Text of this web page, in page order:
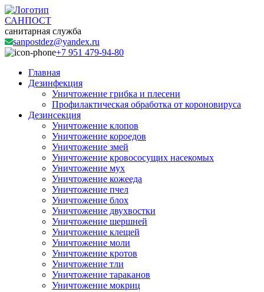
САНПОСТ
санитарная служба
sanpostdez@yandex.ru
+7 951 479-94-80
Главная
Дезинфекция
Уничтожение грибка и плесени
Профилактическая обработка от короновируса
Дезинсекция
Уничтожение клопов
Уничтожение короедов
Уничтожение змей
Уничтожение кровососущих насекомых
Уничтожение мух
Уничтожение кожееда
Уничтожение пчел
Уничтожение блох
Уничтожение двухвостки
Уничтожение шершней
Уничтожение клещей
Уничтожение моли
Уничтожение кротов
Уничтожение тли
Уничтожение тараканов
Уничтожение мокриц